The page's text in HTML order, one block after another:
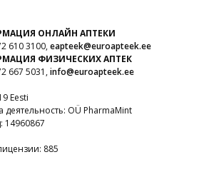
ОНЛАЙН АПТЕКИ
610 3100,eapteek@euroapteek.ee
ФИЗИЧЕСКИХ АПТЕК
667 5031,info@euroapteek.ee
Eesti
OÜ PharmaMint
14960867
885